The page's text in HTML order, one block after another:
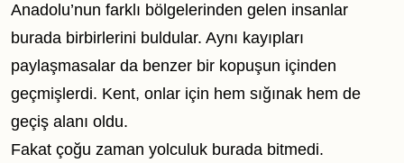
Anadolu’nun farklı bölgelerinden gelen insanlar
burada birbirlerini buldular. Aynı kayıpları
paylaşmasalar da benzer bir kopuşun içinden
geçmişlerdi. Kent, onlar için hem sığınak hem de
geçiş alanı oldu.
Fakat çoğu zaman yolculuk burada bitmedi.